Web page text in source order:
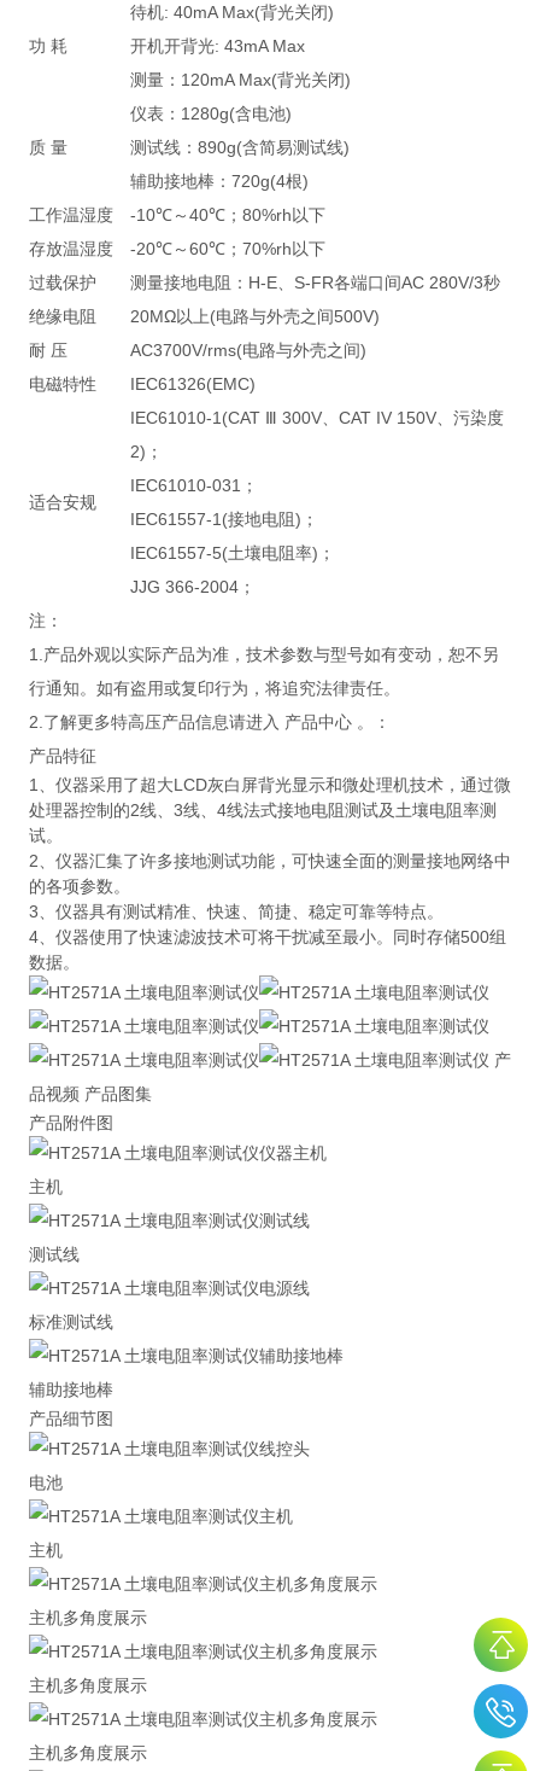
功 耗
待机: 40mA Max(背光关闭)
开机开背光: 43mA Max
测量：120mA Max(背光关闭)
质 量
仪表：1280g(含电池)
测试线：890g(含简易测试线)
辅助接地棒：720g(4根)
工作温湿度
-10℃～40℃；80%rh以下
存放温湿度
-20℃～60℃；70%rh以下
过载保护
测量接地电阻：H-E、S-FR各端口间AC 280V/3秒
绝缘电阻
20MΩ以上(电路与外壳之间500V)
耐 压
AC3700V/rms(电路与外壳之间)
电磁特性
IEC61326(EMC)
适合安规
IEC61010-1(CAT Ⅲ 300V、CAT IV 150V、污染度
2)；
IEC61010-031；
IEC61557-1(接地电阻)；
IEC61557-5(土壤电阻率)；
JJG 366-2004；
注：
1.产品外观以实际产品为准，技术参数与型号如有变动，恕不另
行通知。如有盗用或复印行为，将追究法律责任。
2.了解更多特高压产品信息请进入 产品中心 。：
产品特征
1、仪器采用了超大LCD灰白屏背光显示和微处理机技术，通过微
处理器控制的2线、3线、4线法式接地电阻测试及土壤电阻率测
试。
2、仪器汇集了许多接地测试功能，可快速全面的测量接地网络中
的各项参数。
3、仪器具有测试精准、快速、简捷、稳定可靠等特点。
4、仪器使用了快速滤波技术可将干扰减至最小。同时存储500组
数据。
产
品视频 产品图集
产品附件图
主机
测试线
标准测试线
辅助接地棒
产品细节图
电池
主机
主机多角度展示
主机多角度展示
主机多角度展示